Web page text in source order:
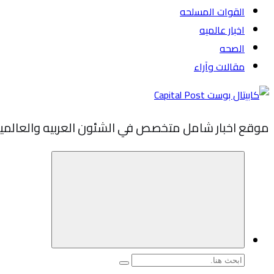
القوات المسلحه
اخبار عالميه
الصحه
مقالات وآراء
موقع اخبار شامل متخصص في الشئون العربيه
البحث